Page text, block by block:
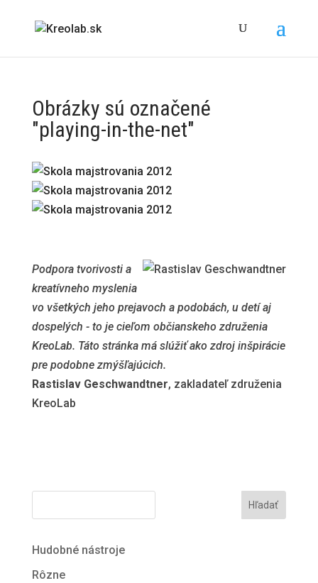
Obrázky sú označené
"playing-in-the-net"
Podpora tvorivosti a
kreatívneho myslenia
vo všetkých jeho prejavoch a podobách, u detí aj
dospelých - to je cieľom občianskeho združenia
KreoLab. Táto stránka má slúžiť ako zdroj inšpirácie
pre podobne zmýšľajúcich.
Rastislav Geschwandtner, zakladateľ združenia
KreoLab
Hľadať
Hudobné nástroje
Rôzne